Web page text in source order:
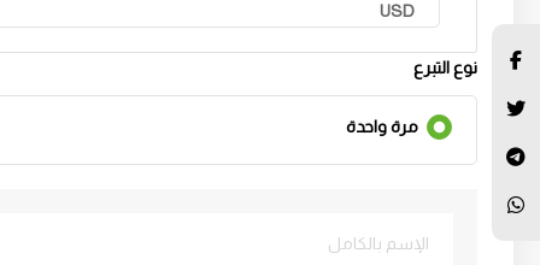
USD
نوع التبرع
مرة واحدة